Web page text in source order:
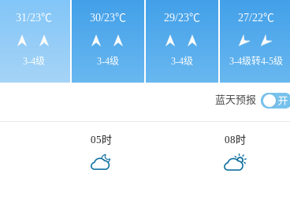
31/23℃
3-4级
30/23℃
3-4级
29/23℃
3-4级
27/22℃
3-4级转4-5级
蓝天预报
05时 08时